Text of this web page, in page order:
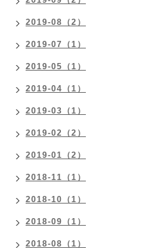
2019-08（2）
2019-07（1）
2019-05（1）
2019-04（1）
2019-03（1）
2019-02（2）
2019-01（2）
2018-11（1）
2018-10（1）
2018-09（1）
2018-08（1）